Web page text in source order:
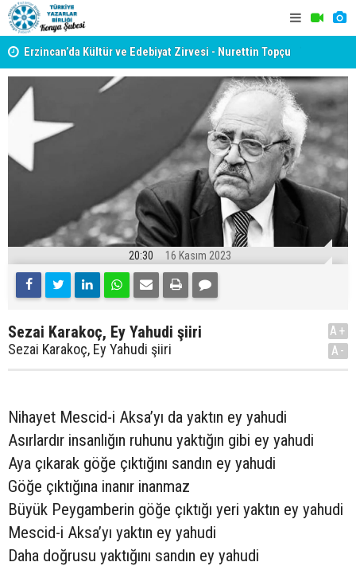
Erzincan’da Kültür ve Edebiyat Zirvesi - Nurettin Topçu
Sokağı Açılışı
20:30 16 Kasım 2023
Sezai Karakoç, Ey Yahudi şiiri
Sezai Karakoç, Ey Yahudi şiiri
A+
A-
Nihayet Mescid-i Aksa’yı da yaktın ey yahudi
Asırlardır insanlığın ruhunu yaktığın gibi ey yahudi
Aya çıkarak göğe çıktığını sandın ey yahudi
Göğe çıktığına inanır inanmaz
Büyük Peygamberin göğe çıktığı yeri yaktın ey yahudi
Mescid-i Aksa’yı yaktın ey yahudi
Daha doğrusu yaktığını sandın ey yahudi